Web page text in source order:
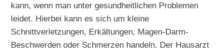
kann, wenn man unter gesundheitlichen Problemen
leidet. Hierbei kann es sich um kleine
Schnittverletzungen, Erkältungen, Magen-Darm-
Beschwerden oder Schmerzen handeln. Der Hausarzt